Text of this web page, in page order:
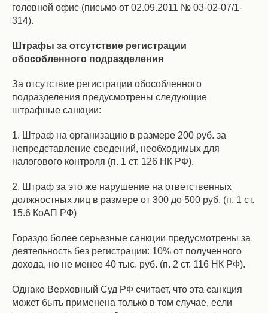
головной офис (письмо от 02.09.2011 № 03-02-07/1-
314).
Штрафы за отсутствие регистрации
обособленного подразделения
За отсутствие регистрации обособленного
подразделения предусмотрены следующие
штрафные санкции:
1. Штраф на организацию в размере 200 руб. за
непредставление сведений, необходимых для
налогового контроля (п. 1 ст. 126 НК РФ).
2. Штраф за это же нарушение на ответственных
должностных лиц в размере от 300 до 500 руб. (п. 1 ст.
15.6 КоАП РФ)
Гораздо более серьезные санкции предусмотрены за
деятельность без регистрации: 10% от полученного
дохода, но не менее 40 тыс. руб. (п. 2 ст. 116 НК РФ).
Однако Верховный Суд РФ считает, что эта санкция
может быть применена только в том случае, если